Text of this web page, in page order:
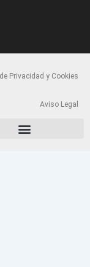
Privacidad y Cookies
Aviso Legal